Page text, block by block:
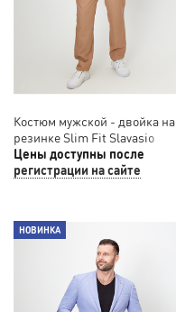
Костюм мужской - двойка на
резинке Slim Fit Slavasio
33/90
Цены доступны после
регистрации на сайте
НОВИНКА